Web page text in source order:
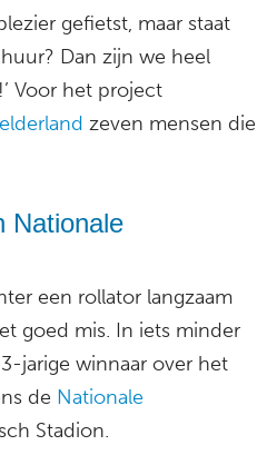
gefietst, maar staat
Dan zijn we heel
Voor het project
zeven mensen die
Nationale
een rollator langzaam
goed mis. In iets minder
jarige winnaar over het
de Nationale
Stadion.